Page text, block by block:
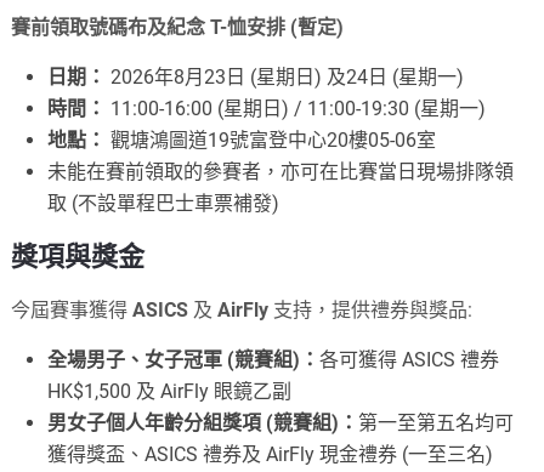
賽前領取號碼布及紀念 T-恤安排 (暫定)
日期： 2026年8月23日 (星期日) 及24日 (星期一)
時間： 11:00-16:00 (星期日) / 11:00-19:30 (星期一)
地點： 觀塘鴻圖道19號富登中心20樓05-06室
未能在賽前領取的參賽者，亦可在比賽當日現場排隊領
取 (不設單程巴士車票補發)
獎項與獎金
今屆賽事獲得ASICS 及AirFly 支持，提供禮券與獎品:
全場男子、女子冠軍 (競賽組)：各可獲得 ASICS 禮券
HK$1,500 及 AirFly 眼鏡乙副
男女子個人年齡分組獎項 (競賽組)： 第一至第五名均可
獲得獎盃、ASICS 禮券及 AirFly 現金禮券 (一至三名)